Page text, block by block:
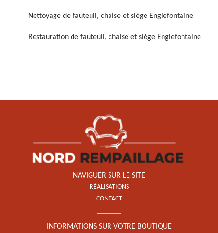
Nettoyage de fauteuil, chaise et siège Englefontaine
Restauration de fauteuil, chaise et siège Englefontaine
NAVIGUER SUR LE SITE
RÉALISATIONS
CONTACT
INFORMATIONS SUR VOTRE BOUTIQUE